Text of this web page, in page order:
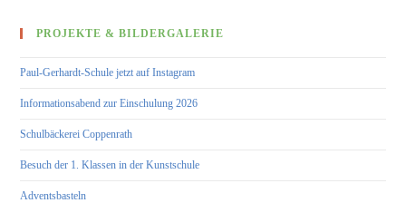
PROJEKTE & BILDERGALERIE
Paul-Gerhardt-Schule jetzt auf Instagram
Informationsabend zur Einschulung 2026
Schulbäckerei Coppenrath
Besuch der 1. Klassen in der Kunstschule
Adventsbasteln